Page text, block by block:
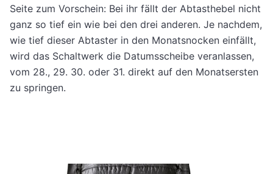
Seite zum Vorschein: Bei ihr fällt der Abtasthebel nicht
ganz so tief ein wie bei den drei anderen. Je nachdem,
wie tief dieser Abtaster in den Monatsnocken einfällt,
wird das Schaltwerk die Datumsscheibe veranlassen,
vom 28., 29. 30. oder 31. direkt auf den Monatsersten
zu springen.